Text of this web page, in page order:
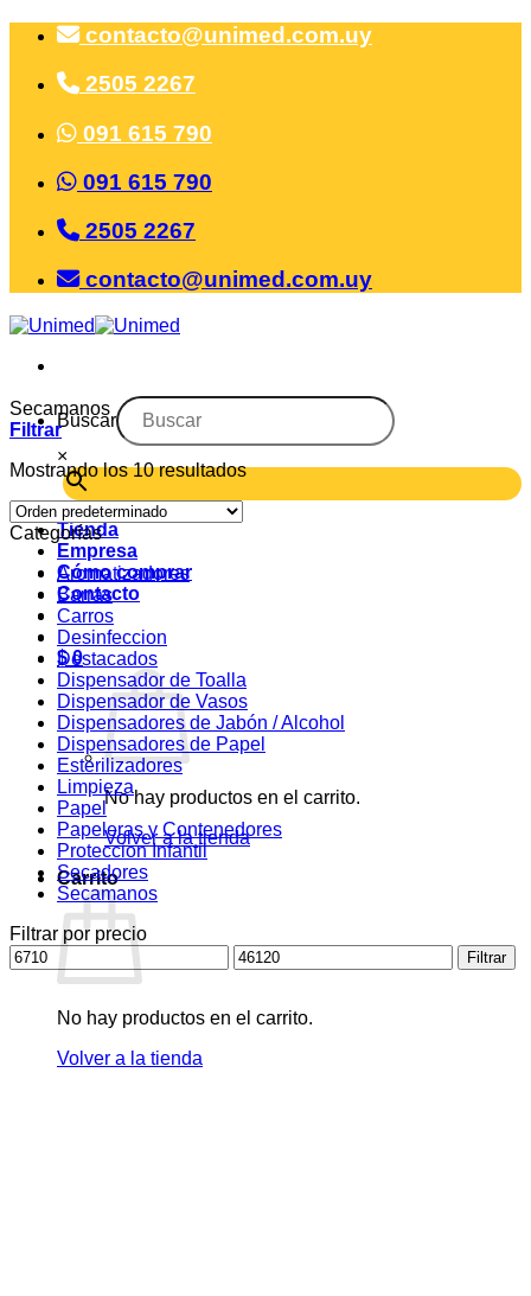
Saltar
contenido
contacto@unimed.com.uy
2505 2267
091 615 790
091 615 790
2505 2267
contacto@unimed.com.uy
Buscar
×
Tienda
Empresa
Cómo comprar
Contacto
$0
No hay productos en el carrito.
Volver a la tienda
Carrito
No hay productos en el carrito.
Volver a la tienda
Secamanos
Filtrar
Mostrando los 10 resultados
Categorías
Aromatizadores
Barras
Carros
Desinfeccion
Destacados
Dispensador de Toalla
Dispensador de Vasos
Dispensadores de Jabón / Alcohol
Dispensadores de Papel
Esterilizadores
Limpieza
Papel
Papeleras y Contenedores
Proteccion Infantil
Secadores
Secamanos
Filtrar por precio
Precio
mínimo
Precio
máximo
Filtrar